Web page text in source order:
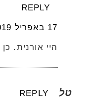
REPLY
17 באפריל 2019 בשעה 20:31
היי אורנית. כן
טל REPLY